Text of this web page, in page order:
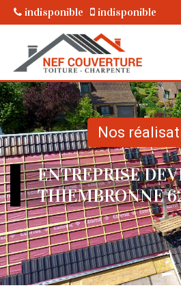
indisponible indisponible
Nos
ENTREPRISE
THIEMBRONNE